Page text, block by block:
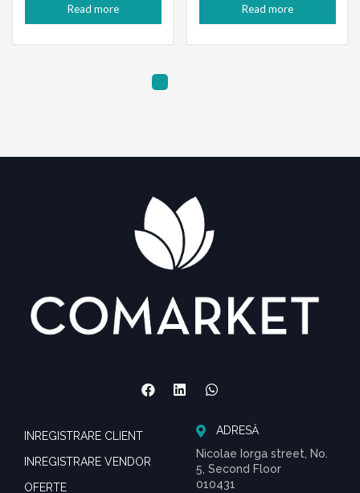
Read more Read more
INREGISTRARE CLIENT
INREGISTRARE VENDOR
OFERTE
ADRESĂ
Nicolae Iorga street, No.
5, Second Floor
010431